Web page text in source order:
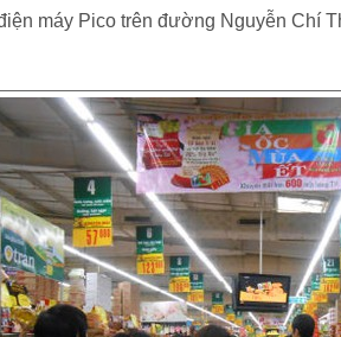
máy Pico trên đường Nguyễn Chí